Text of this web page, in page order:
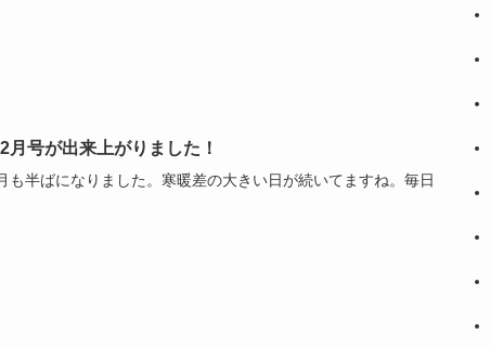
月号が出来上がりました！
も半ばになりました。寒暖差の大きい日が続いてますね。毎日